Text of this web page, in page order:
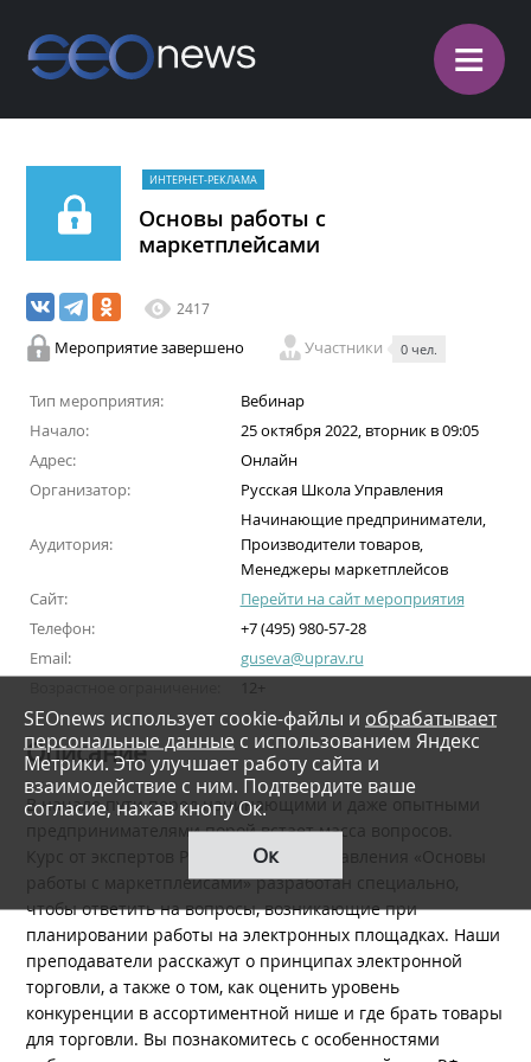
≡
ИНТЕРНЕТ-РЕКЛАМА
Основы работы с
маркетплейсами
2417
Мероприятие завершено Участники 0 чел.
Тип мероприятия:
Вебинар
Начало:
25 октября 2022, вторник в 09:05
Адрес:
Онлайн
Организатор:
Русская Школа Управления
Аудитория:
Начинающие предприниматели,
Производители товаров,
Менеджеры маркетплейсов
Сайт:
Перейти на сайт мероприятия
Телефон:
+7 (495) 980-57-28
Email:
guseva@uprav.ru
12+
Описание
В начале пути перед начинающими и даже опытными
предпринимателями порой встает масса вопросов.
Курс от экспертов Русской Школы Управления «Основы
работы с маркетплейсами» разработан специально,
чтобы ответить на вопросы, возникающие при
планировании работы на электронных площадках. Наши
преподаватели расскажут о принципах электронной
торговли, а также о том, как оценить уровень
конкуренции в ассортиментной нише и где брать товары
для торговли. Вы познакомитесь с особенностями
SEOnews использует cookie-файлы и обрабатывает
персональные данные с использованием Яндекс
Метрики. Это улучшает работу сайта и
взаимодействие с ним. Подтвердите ваше
согласие, нажав кнопу Ок.
Ок